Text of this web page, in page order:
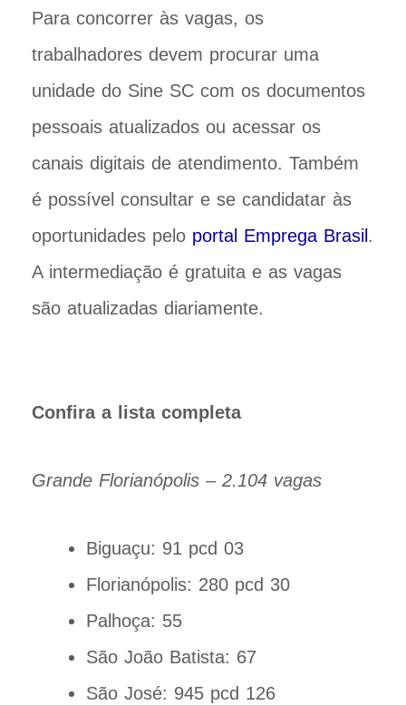
Para concorrer às vagas, os
trabalhadores devem procurar uma
unidade do Sine SC com os documentos
pessoais atualizados ou acessar os
canais digitais de atendimento. Também
é possível consultar e se candidatar às
oportunidades pelo portal Emprega Brasil .
A intermediação é gratuita e as vagas
são atualizadas diariamente.
Confira a lista completa
Grande Florianópolis – 2.104 vagas
Biguaçu: 91 pcd 03
Florianópolis: 280 pcd 30
Palhoça: 55
São João Batista: 67
São José: 945 pcd 126